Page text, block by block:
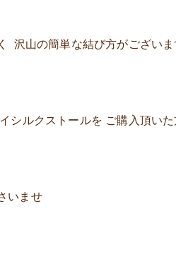
沢山の簡単な結び方がございま
シルクストールを ご購入頂い
いませ